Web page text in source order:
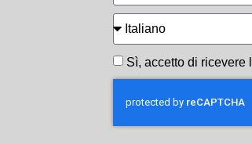
Sì, accetto di ricevere